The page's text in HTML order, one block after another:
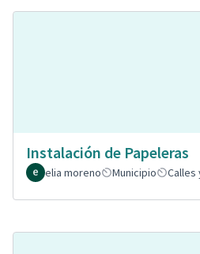
Instalación de Papeleras
elia moreno
Municipio Calles